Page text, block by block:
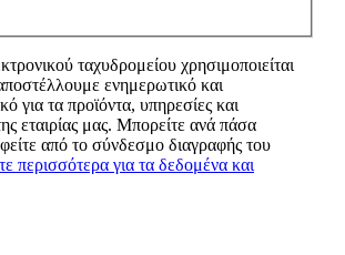
ταχυδρομείου χρησιμοποιείται
ενημερωτικό και
για τα προϊόντα, υπηρεσίες και
εταιρίας μας. Μπορείτε ανά πάσα
από το σύνδεσμο διαγραφής του
περισσότερα για τα δεδομένα και